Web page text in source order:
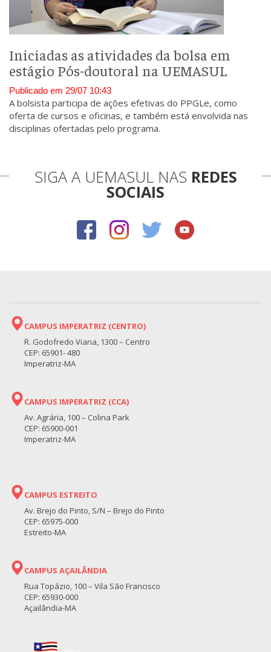
Iniciadas as atividades da bolsa em
estágio Pós-doutoral na UEMASUL
Publicado em 29/07 10:43
A bolsista participa de ações efetivas do PPGLe, como
oferta de cursos e oficinas, e também está envolvida nas
disciplinas ofertadas pelo programa.
SIGA A UEMASUL NAS REDES
SOCIAIS
CAMPUS IMPERATRIZ (CENTRO)
R. Godofredo Viana, 1300 – Centro
CEP: 65901- 480
Imperatriz-MA
CAMPUS IMPERATRIZ (CCA)
Av. Agrária, 100 – Colina Park
CEP: 65900-001
Imperatriz-MA
CAMPUS ESTREITO
Av. Brejo do Pinto, S/N – Brejo do Pinto
CEP: 65975-000
Estreito-MA
CAMPUS AÇAILÂNDIA
Rua Topázio, 100 – Vila São Francisco
CEP: 65930-000
Açailândia-MA